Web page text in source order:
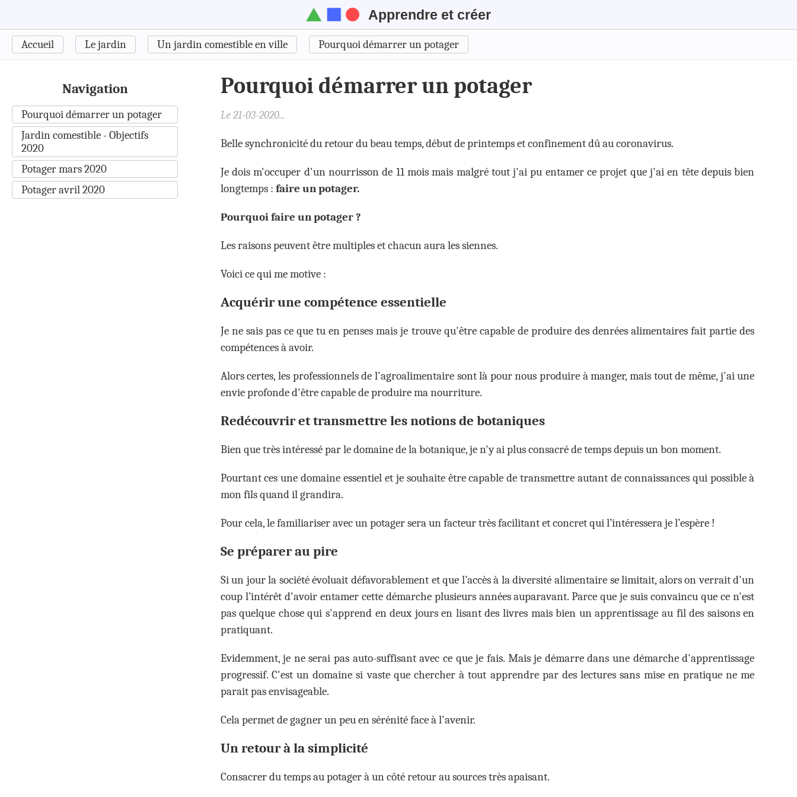
Apprendre et créer
Accueil Le jardin Un jardin comestible en ville Pourquoi démarrer un potager
Navigation
Pourquoi démarrer un potager
Jardin comestible - Objectifs
2020
Potager mars 2020
Potager avril 2020
Pourquoi démarrer un potager
Le 21-03-2020...
Belle synchronicité du retour du beau temps, début de printemps et confinement dû au coronavirus.
Je dois m'occuper d'un nourrisson de 11 mois mais malgré tout j'ai pu entamer ce projet que j'ai en tête depuis bien
longtemps : faire un potager.
Pourquoi faire un potager ?
Les raisons peuvent être multiples et chacun aura les siennes.
Voici ce qui me motive :
Acquérir une compétence essentielle
Je ne sais pas ce que tu en penses mais je trouve qu'être capable de produire des denrées alimentaires fait partie des
compétences à avoir.
Alors certes, les professionnels de l'agroalimentaire sont là pour nous produire à manger, mais tout de même, j'ai une
envie profonde d'être capable de produire ma nourriture.
Redécouvrir et transmettre les notions de botaniques
Bien que très intéressé par le domaine de la botanique, je n'y ai plus consacré de temps depuis un bon moment.
Pourtant ces une domaine essentiel et je souhaite être capable de transmettre autant de connaissances qui possible à
mon fils quand il grandira.
Pour cela, le familiariser avec un potager sera un facteur très facilitant et concret qui l’intéressera je l’espère !
Se préparer au pire
Si un jour la société évoluait défavorablement et que l’accès à la diversité alimentaire se limitait, alors on verrait d'un
coup l’intérêt d'avoir entamer cette démarche plusieurs années auparavant. Parce que je suis convaincu que ce n'est
pas quelque chose qui s'apprend en deux jours en lisant des livres mais bien un apprentissage au fil des saisons en
pratiquant.
Evidemment, je ne serai pas auto-suffisant avec ce que je fais. Mais je démarre dans une démarche d'apprentissage
progressif. C'est un domaine si vaste que chercher à tout apprendre par des lectures sans mise en pratique ne me
parait pas envisageable.
Cela permet de gagner un peu en sérénité face à l'avenir.
Un retour à la simplicité
Consacrer du temps au potager à un côté retour au sources très apaisant.